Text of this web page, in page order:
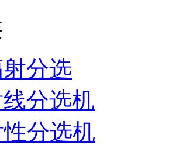
分选
分选机
分选机